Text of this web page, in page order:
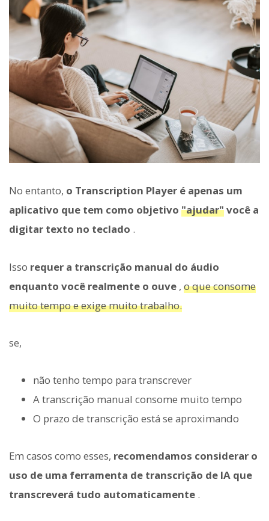
No entanto, o Transcription Player é apenas um
aplicativo que tem como objetivo "ajudar"você a
digitar texto no teclado .
Isso requer a transcrição manual do áudio
enquanto você realmente o ouve , o que consome
muito tempo e exige muito trabalho.
se,
não tenho tempo para transcrever
A transcrição manual consome muito tempo
O prazo de transcrição está se aproximando
Em casos como esses, recomendamos considerar o
uso de uma ferramenta de transcrição de IA que
transcreverá tudo automaticamente .